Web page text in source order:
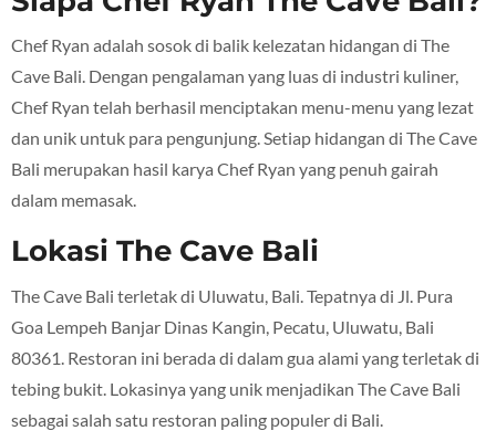
Chef Ryan adalah sosok di balik kelezatan hidangan di The
Cave Bali. Dengan pengalaman yang luas di industri kuliner,
Chef Ryan telah berhasil menciptakan menu-menu yang lezat
dan unik untuk para pengunjung. Setiap hidangan di The Cave
Bali merupakan hasil karya Chef Ryan yang penuh gairah
dalam memasak.
Lokasi The Cave Bali
The Cave Bali terletak di Uluwatu, Bali. Tepatnya di Jl. Pura
Goa Lempeh Banjar Dinas Kangin, Pecatu, Uluwatu, Bali
80361. Restoran ini berada di dalam gua alami yang terletak di
tebing bukit. Lokasinya yang unik menjadikan The Cave Bali
sebagai salah satu restoran paling populer di Bali.